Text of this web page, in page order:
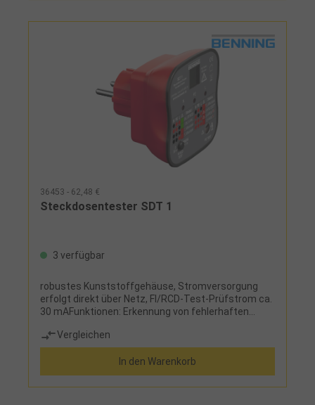
36453 - 62,48 €
Steckdosentester SDT 1
3 verfügbar
robustes Kunststoffgehäuse, Stromversorgung
erfolgt direkt über Netz, FI/RCD-Test-Prüfstrom ca.
30 mAFunktionen: Erkennung von fehlerhaften
Vergleichen
In den Warenkorb